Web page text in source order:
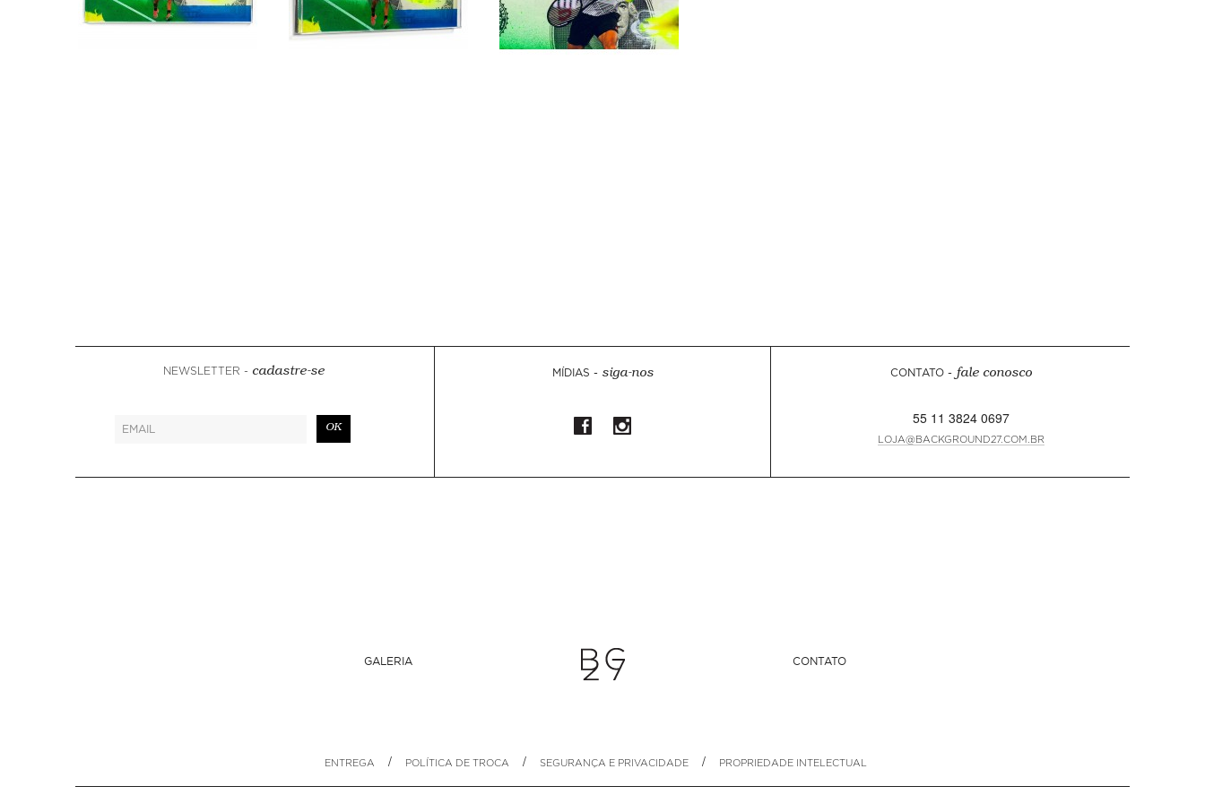
NEWSLETTER - cadastre-se
OK
MÍDIAS - siga-nos CONTATO - fale conosco
55 11 3824 0697
LOJA@BACKGROUND27.COM.BR
GALERIA CONTATO
ENTREGA / POLÍTICA DE TROCA / SEGURANÇA E PRIVACIDADE / PROPRIEDADE INTELECTUAL